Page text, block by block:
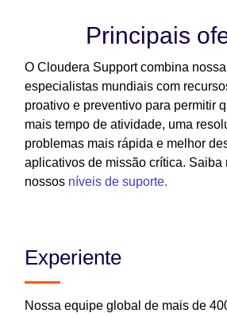
Principais
O Cloudera Support combina
especialistas mundiais com
proativo e preventivo para permitir
mais tempo de atividade, uma
problemas mais rápida e melhor
aplicativos de missão crítica. Saiba
nossos níveis de suporte.
Experiente
Nossa equipe global de mais de